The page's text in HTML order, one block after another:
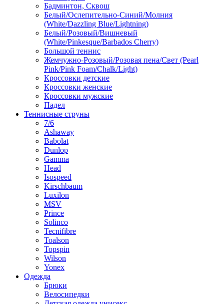
Бадминтон, Сквош
Белый/Ослепительно-Синий/Молния
(White/Dazzling Blue/Lightning)
Белый/Розовый/Вишневый
(White/Pinkesque/Barbados Cherry)
Большой теннис
Жемчужно-Розовый/Розовая пена/Свет (Pearl
Pink/Pink Foam/Chalk/Light)
Кроссовки детские
Кроссовки женские
Кроссовки мужские
Падел
Теннисные струны
7/6
Ashaway
Babolat
Dunlop
Gamma
Head
Isospeed
Kirschbaum
Luxilon
MSV
Prince
Solinco
Tecnifibre
Toalson
Topspin
Wilson
Yonex
Одежда
Брюки
Велосипедки